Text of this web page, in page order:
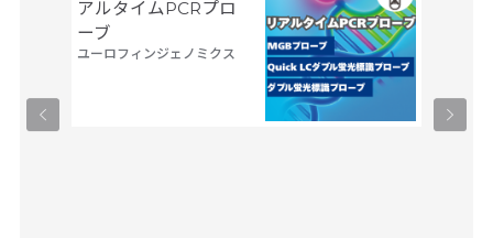
アルタイムPCRプロ
ーブ
ユーロフィンジェノミクス